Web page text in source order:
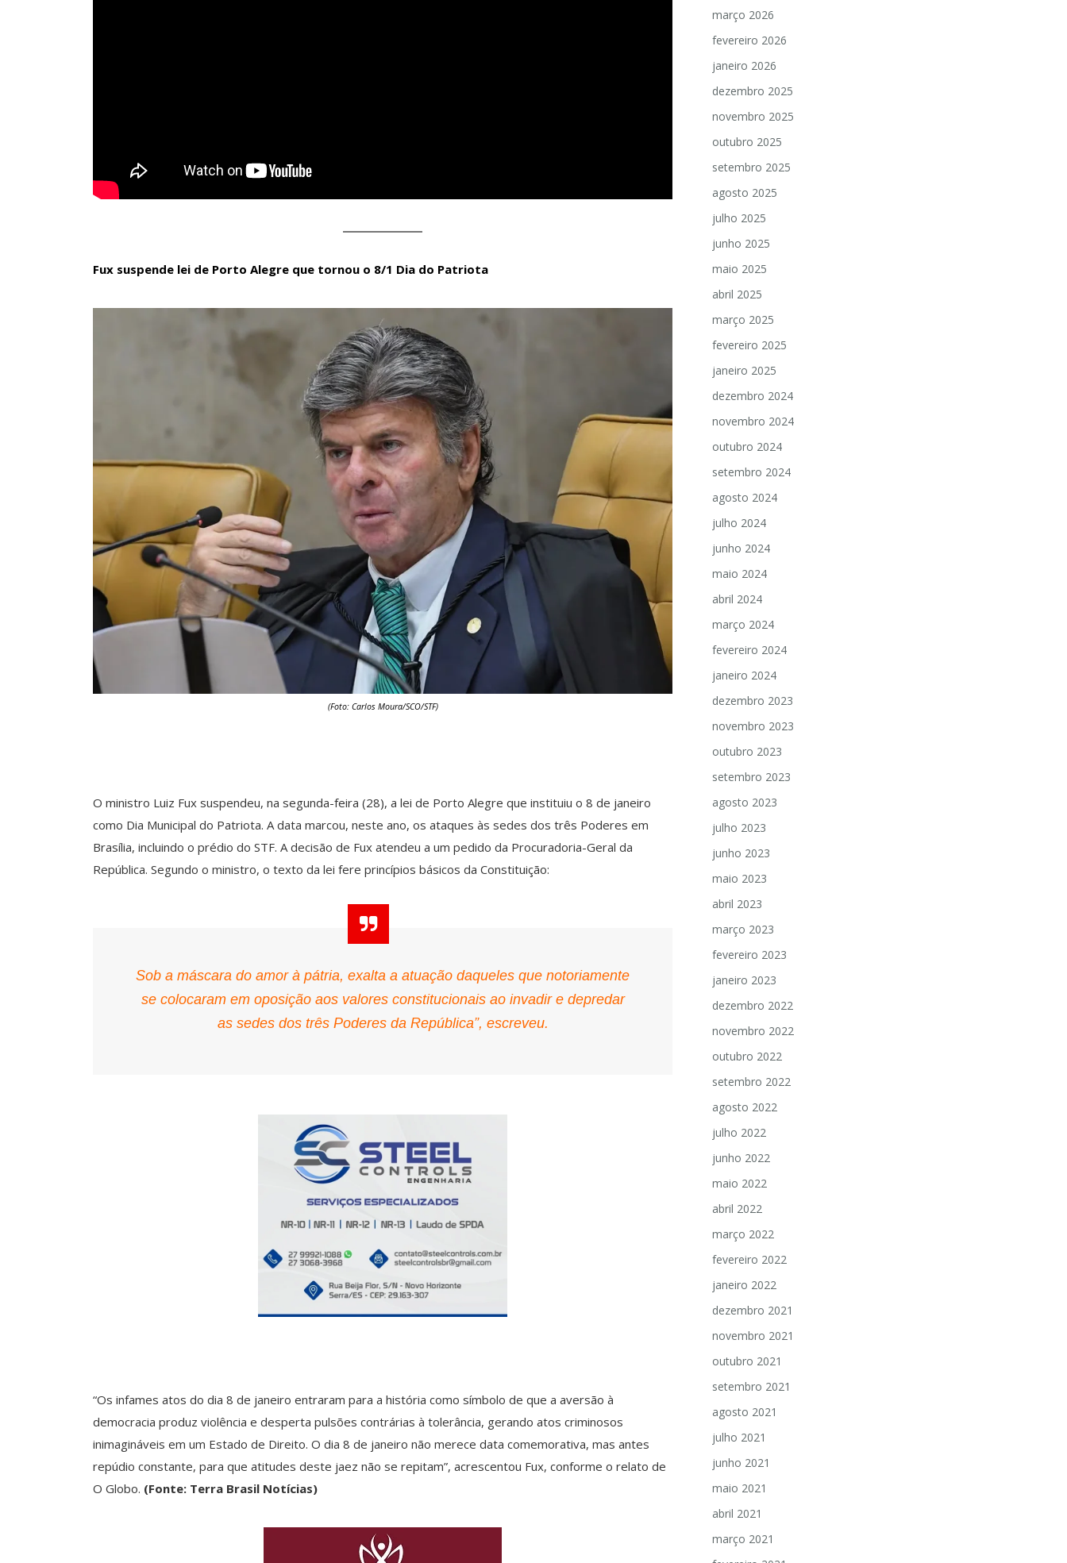
Fux suspende lei de Porto Alegre que tornou o 8/1 Dia do Patriota
(Foto: Carlos Moura/SCO/STF)
O ministro Luiz Fux suspendeu, na segunda-feira (28), a lei de Porto Alegre que instituiu o 8 de janeiro
como Dia Municipal do Patriota. A data marcou, neste ano, os ataques às sedes dos três Poderes em
Brasília, incluindo o prédio do STF. A decisão de Fux atendeu a um pedido da Procuradoria-Geral da
República. Segundo o ministro, o texto da lei fere princípios básicos da Constituição:
Sob a máscara do amor à pátria, exalta a atuação daqueles que notoriamente
se colocaram em oposição aos valores constitucionais ao invadir e depredar
as sedes dos três Poderes da República”, escreveu.
“Os infames atos do dia 8 de janeiro entraram para a história como símbolo de que a aversão à
democracia produz violência e desperta pulsões contrárias à tolerância, gerando atos criminosos
inimagináveis em um Estado de Direito. O dia 8 de janeiro não merece data comemorativa, mas antes
repúdio constante, para que atitudes deste jaez não se repitam”, acrescentou Fux, conforme o relato de
O Globo. (Fonte: Terra Brasil Notícias)
março 2026
fevereiro 2026
janeiro 2026
dezembro 2025
novembro 2025
outubro 2025
setembro 2025
agosto 2025
julho 2025
junho 2025
maio 2025
abril 2025
março 2025
fevereiro 2025
janeiro 2025
dezembro 2024
novembro 2024
outubro 2024
setembro 2024
agosto 2024
julho 2024
junho 2024
maio 2024
abril 2024
março 2024
fevereiro 2024
janeiro 2024
dezembro 2023
novembro 2023
outubro 2023
setembro 2023
agosto 2023
julho 2023
junho 2023
maio 2023
abril 2023
março 2023
fevereiro 2023
janeiro 2023
dezembro 2022
novembro 2022
outubro 2022
setembro 2022
agosto 2022
julho 2022
junho 2022
maio 2022
abril 2022
março 2022
fevereiro 2022
janeiro 2022
dezembro 2021
novembro 2021
outubro 2021
setembro 2021
agosto 2021
julho 2021
junho 2021
maio 2021
abril 2021
março 2021